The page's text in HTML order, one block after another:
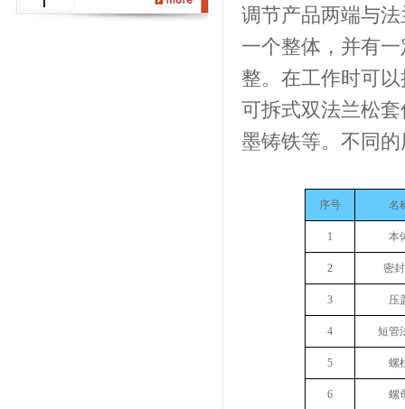
调节产品两端与
一个整体，并有
整。在工作时可
可拆式双法兰松
墨铸铁等。不同
序号 名
1 本
2 密
3 压
4 短管
5 螺
6 螺